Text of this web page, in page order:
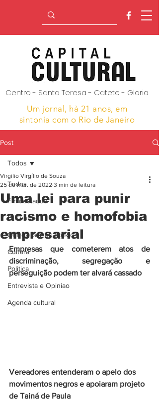
Centro - Santa Teresa - Catete - Gloria
Um jornal, hà 21 anos, em
sintonia com o Rio de Janeiro
Post
Todos
Em destaque
O Centro
Outros bairros do Rio
Cultura
Politica
Entrevista e Opiniao
Agenda cultural
Todos
Uma lei para punir
racismo e homofobia
empresarial
Virgilio Virgílio de Souza
25 de mar. de 2022 3 min de leitura
Empresas que cometerem atos de
discriminação, segregação e
perseguição podem ter alvará cassado
Vereadores entenderam o apelo dos
movimentos negros e apoiaram projeto
de Tainá de Paula